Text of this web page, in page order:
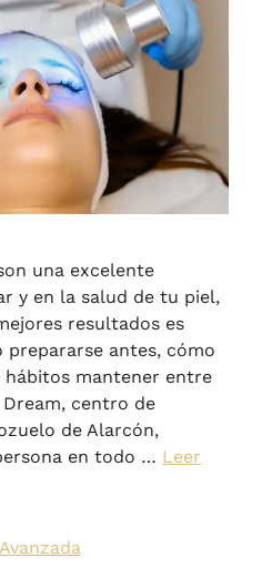
una excelente
y en la salud de tu piel,
resultados es
antes, cómo
hábitos mantener entre
centro de
de Alarcón,
en todo … Leer